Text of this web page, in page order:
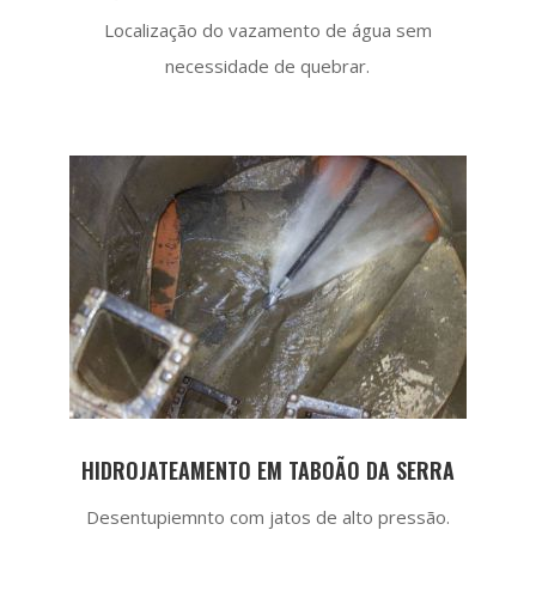
Localização do vazamento de água sem
necessidade de quebrar.
HIDROJATEAMENTO EM TABOÃO DA SERRA
Desentupiemnto com jatos de alto pressão.